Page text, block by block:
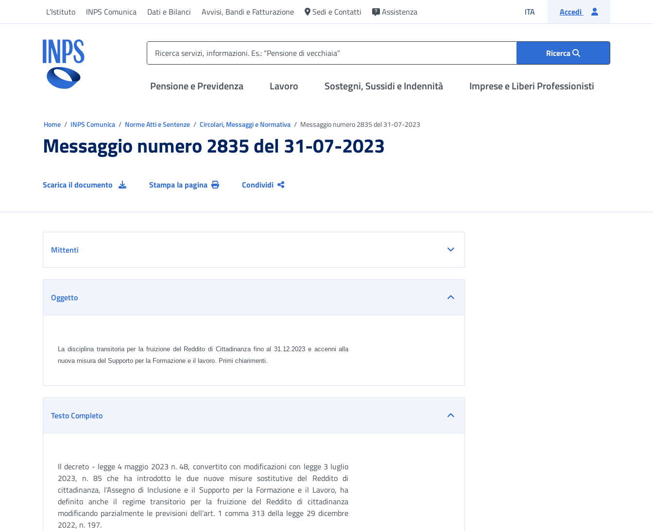
L'Istituto INPS Comunica Dati e Bilanci Avvisi, Bandi e Fatturazione Sedi e Contatti Assistenza ITA Lingua italiana
Accedi
Ricerca
Pensione e Previdenza Lavoro Sostegni, Sussidi e Indennità Imprese e Liberi Professionisti
Home INPS Comunica Norme Atti e Sentenze Circolari, Messaggi e Normativa Messaggio numero 2835 del 31-07-2023
Messaggio numero 2835 del 31-07-2023
Scarica il documento Stampa la pagina Condividi
Mittenti
Oggetto
La disciplina transitoria per la fruizione del Reddito di Cittadinanza fino al 31.12.2023 e accenni alla
nuova misura del Supporto per la Formazione e il lavoro. Primi chiarimenti.
Testo Completo
Il decreto - legge 4 maggio 2023 n. 48, convertito con modificazioni con legge 3 luglio
2023, n. 85 che ha introdotto le due nuove misure sostitutive del Reddito di
cittadinanza, l’Assegno di Inclusione e il Supporto per la Formazione e il Lavoro, ha
definito anche il regime transitorio per la fruizione del Reddito di cittadinanza
modificando parzialmente le previsioni dell’art. 1 comma 313 della legge 29 dicembre
2022, n. 197.